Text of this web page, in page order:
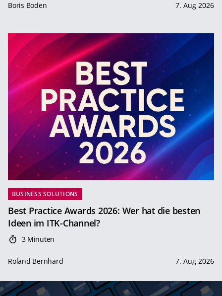
Boris Boden 7. Aug 2026
BUSINESS SOLUTIONS
Best Practice Awards 2026: Wer hat die besten
Ideen im ITK-Channel?
3 Minuten
Roland Bernhard 7. Aug 2026